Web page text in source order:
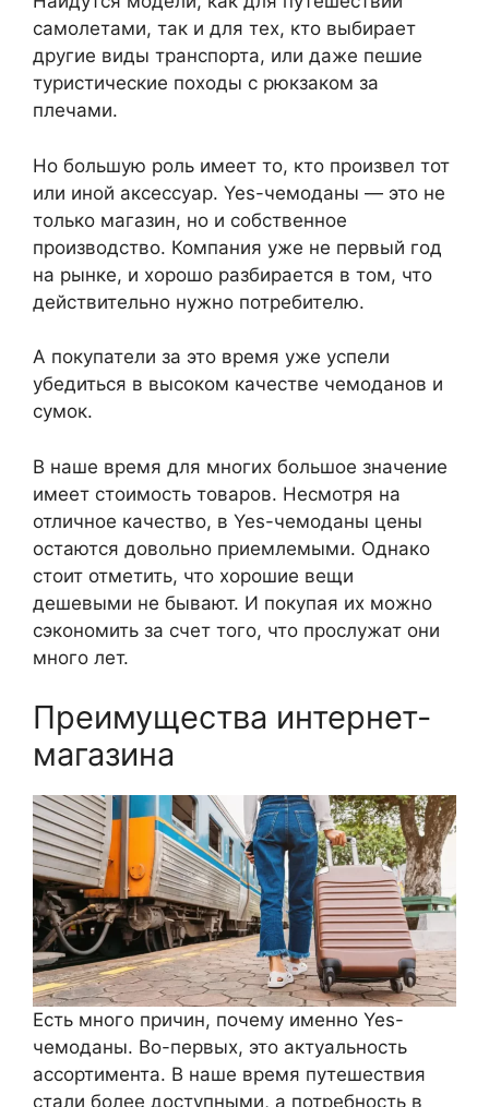
самолетами, так и для тех, кто выбирает
другие виды транспорта, или даже пешие
туристические походы с рюкзаком за
плечами.
Но большую роль имеет то, кто произвел тот
или иной аксессуар. Yes-чемоданы — это не
только магазин, но и собственное
производство. Компания уже не первый год
на рынке, и хорошо разбирается в том, что
действительно нужно потребителю.
А покупатели за это время уже успели
убедиться в высоком качестве чемоданов и
сумок.
В наше время для многих большое значение
имеет стоимость товаров. Несмотря на
отличное качество, в Yes-чемоданы цены
остаются довольно приемлемыми. Однако
стоит отметить, что хорошие вещи
дешевыми не бывают. И покупая их можно
сэкономить за счет того, что прослужат они
много лет.
Преимущества интернет-
магазина
Есть много причин, почему именно Yes-
чемоданы. Во-первых, это актуальность
ассортимента. В наше время путешествия
стали более доступными, а потребность в